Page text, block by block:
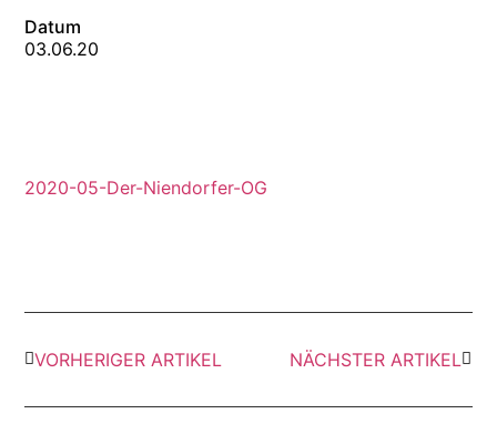
Datum
03.06.20
2020-05-Der-Niendorfer-OG
VORHERIGER ARTIKEL NÄCHSTER ARTIKEL